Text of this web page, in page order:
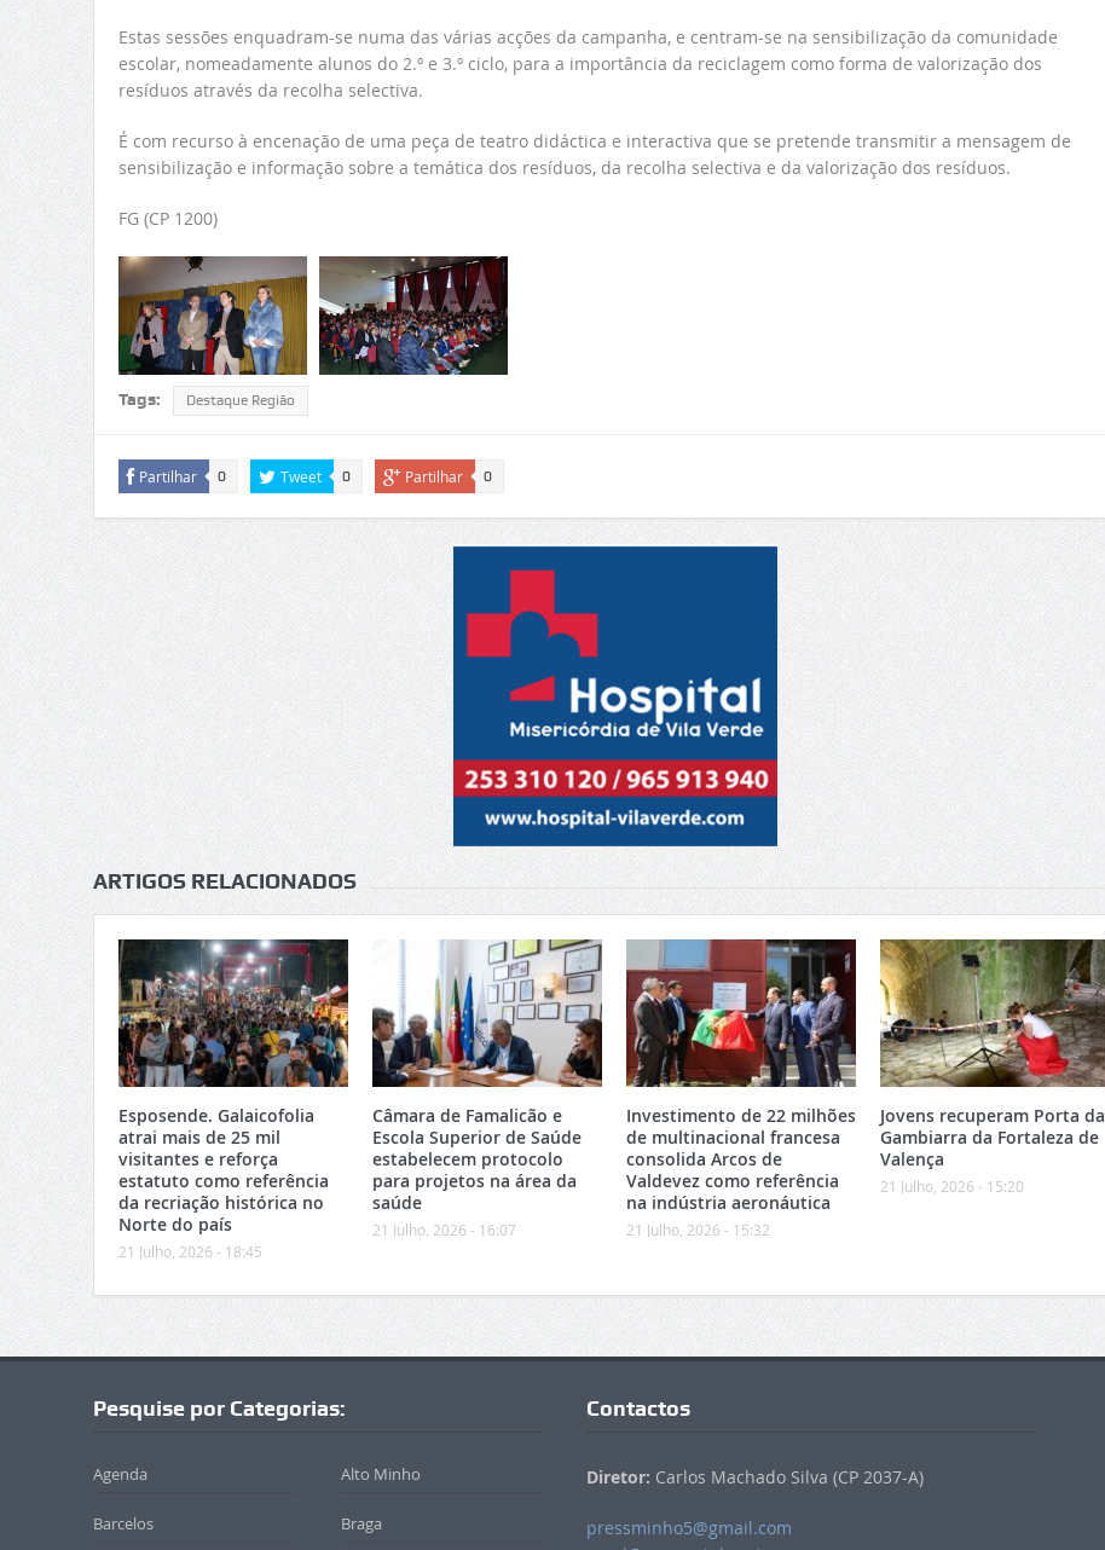
Estas sessões enquadram-se numa das várias acções da campanha, e centram-se na sensibilização da comunidade
escolar, nomeadamente alunos do 2.º e 3.º ciclo, para a importância da reciclagem como forma de valorização dos
resíduos através da recolha selectiva.
É com recurso à encenação de uma peça de teatro didáctica e interactiva que se pretende transmitir a mensagem de
sensibilização e informação sobre a temática dos resíduos, da recolha selectiva e da valorização dos resíduos.
FG (CP 1200)
Tags: Destaque Região
Partilhar 0 Tweet 0 Partilhar 0
ARTIGOS RELACIONADOS
Esposende. Galaicofolia
atrai mais de 25 mil
visitantes e reforça
estatuto como referência
da recriação histórica no
Norte do país
21 Julho, 2026 - 18:45
Câmara de Famalicão e
Escola Superior de Saúde
estabelecem protocolo
para projetos na área da
saúde
21 Julho, 2026 - 16:07
Investimento de 22 milhões
de multinacional francesa
consolida Arcos de
Valdevez como referência
na indústria aeronáutica
21 Julho, 2026 - 15:32
Jovens recuperam Porta da
Gambiarra da Fortaleza de
Valença
21 Julho, 2026 - 15:20
Pesquise por Categorias:
Agenda Alto Minho
Barcelos Braga
Contactos
Diretor: Carlos Machado Silva (CP 2037-A)
pressminho5@gmail.com